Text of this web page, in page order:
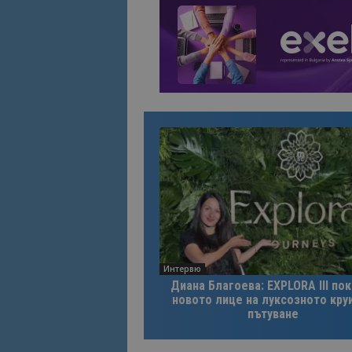
Интервю
Диана Благоева: EXPLORA III
новото лице на луксозното
пътуване
Име
is_visitor_unique
is_unique
_ga_B09EBBY8PY
_ga_WXPDN4HSCV
_ga_FK650GXHRZ
_ga
Име